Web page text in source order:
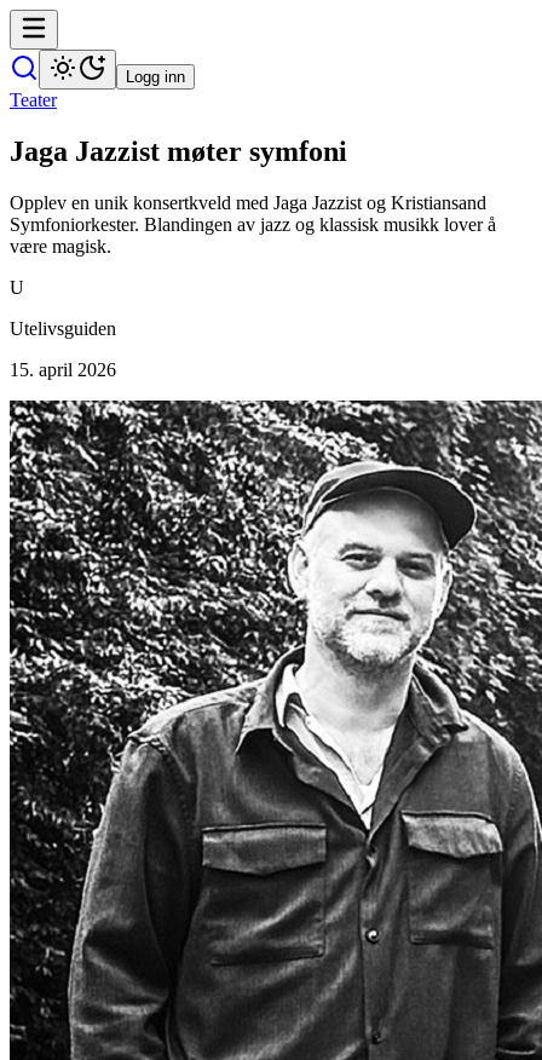
Logg inn
Teater
Jaga Jazzist møter symfoni
Opplev en unik konsertkveld med Jaga Jazzist og Kristiansand
Symfoniorkester. Blandingen av jazz og klassisk musikk lover å
være magisk.
U
Utelivsguiden
15. april 2026